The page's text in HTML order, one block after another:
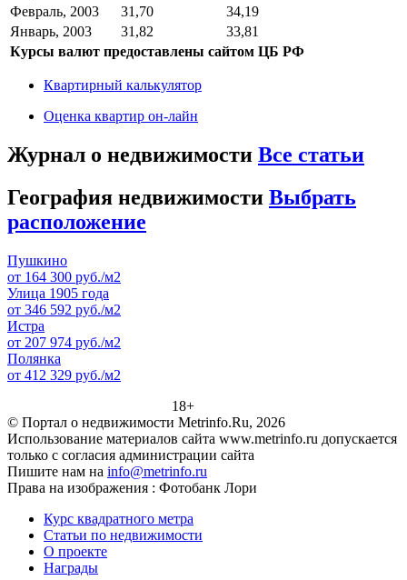
Февраль, 2003
31,70
34,19
Январь, 2003
31,82
33,81
Курсы валют предоставлены сайтом ЦБ РФ
Квартирный калькулятор
Оценка квартир он-лайн
Журнал о недвижимости Все статьи
География недвижимости Выбрать
расположение
Пушкино
от 164 300 руб./м2
Улица 1905 года
от 346 592 руб./м2
Истра
от 207 974 руб./м2
Полянка
от 412 329 руб./м2
18+
© Портал о недвижимости Metrinfo.Ru, 2026
Использование материалов сайта www.metrinfo.ru допускается
только с согласия администрации сайта
Пишите нам на info@metrinfo.ru
Права на изображения : Фотобанк Лори
Курс квадратного метра
Статьи по недвижимости
О проекте
Награды